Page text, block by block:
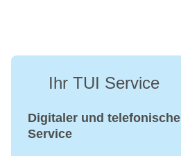
Ihr TUI Service
Digitaler und
Service